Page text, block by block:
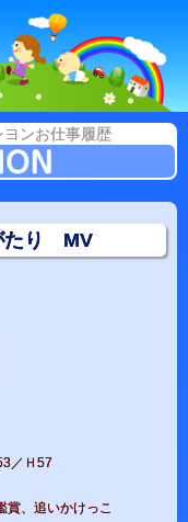
ンお仕事履歴
たり MV
／Ｈ57
賞、追いかけっこ